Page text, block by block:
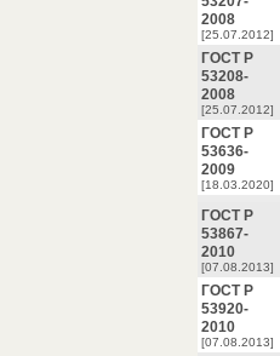
2008
[25.07.2012]
ГОСТ Р
53208-
2008
[25.07.2012]
ГОСТ Р
53636-
2009
[18.03.2020]
ГОСТ Р
53867-
2010
[07.08.2013]
ГОСТ Р
53920-
2010
[07.08.2013]